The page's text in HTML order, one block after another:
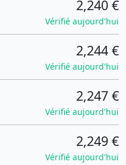
2,240 €
Vérifié aujourd'hui
2,244 €
Vérifié aujourd'hui
2,247 €
Vérifié aujourd'hui
2,249 €
Vérifié aujourd'hui